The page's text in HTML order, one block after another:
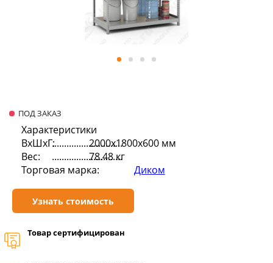
ПОД ЗАКАЗ
Характеристики
ВхШхГ:
2000х1800х600 мм
Вес:
78.48 кг
Торговая марка:
Диком
Узнать стоимость
Товар сертифицирован